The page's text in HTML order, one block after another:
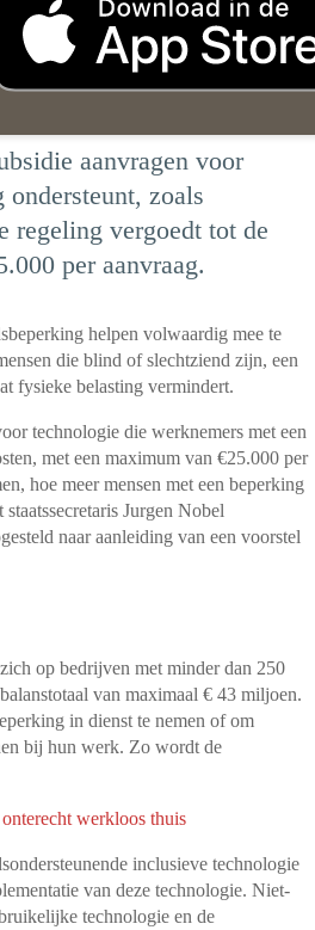
in het
aanvragen voor
zoals
regeling vergoedt tot de
per aanvraag.
helpen volwaardig mee te
die blind of slechtziend zijn, een
fysieke belasting vermindert.
technologie die werknemers met een
met een maximum van €25.000 per
hoe meer mensen met een beperking
Jurgen Nobel
naar aanleiding van een voorstel
op bedrijven met minder dan 250
van maximaal € 43 miljoen.
in dienst te nemen of om
bij hun werk. Zo wordt de
werkloos thuis
inclusieve technologie
van deze technologie. Niet-
technologie en de